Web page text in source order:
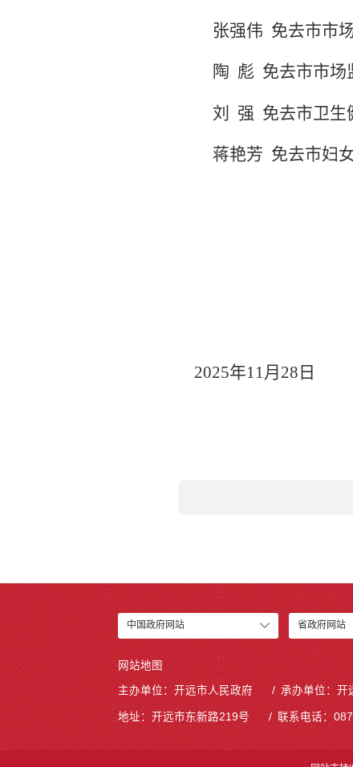
张强伟 免去市市
陶 彪 免去市市场
刘 强 免去市卫生
蒋艳芳 免去市妇
2025年11月 28 日
中国政府网站 省政府网站
网站地图
主办单位：开远市人民政府 承办单位：开
地址：开远市东新路219号 联系电话：